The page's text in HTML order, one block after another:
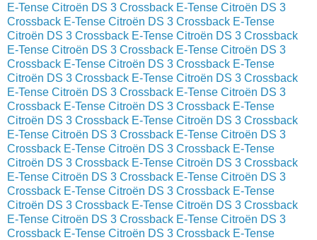
E-Tense Citroën DS 3 Crossback E-Tense Citroën DS 3
Crossback E-Tense Citroën DS 3 Crossback E-Tense
Citroën DS 3 Crossback E-Tense Citroën DS 3 Crossback
E-Tense Citroën DS 3 Crossback E-Tense Citroën DS 3
Crossback E-Tense Citroën DS 3 Crossback E-Tense
Citroën DS 3 Crossback E-Tense Citroën DS 3 Crossback
E-Tense Citroën DS 3 Crossback E-Tense Citroën DS 3
Crossback E-Tense Citroën DS 3 Crossback E-Tense
Citroën DS 3 Crossback E-Tense Citroën DS 3 Crossback
E-Tense Citroën DS 3 Crossback E-Tense Citroën DS 3
Crossback E-Tense Citroën DS 3 Crossback E-Tense
Citroën DS 3 Crossback E-Tense Citroën DS 3 Crossback
E-Tense Citroën DS 3 Crossback E-Tense Citroën DS 3
Crossback E-Tense Citroën DS 3 Crossback E-Tense
Citroën DS 3 Crossback E-Tense Citroën DS 3 Crossback
E-Tense Citroën DS 3 Crossback E-Tense Citroën DS 3
Crossback E-Tense Citroën DS 3 Crossback E-Tense